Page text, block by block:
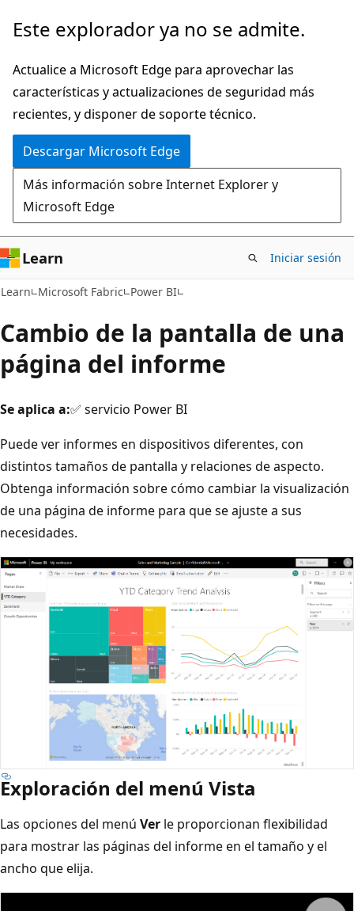
Ir
contenido
principal
Este explorador ya no se admite.
Actualice a Microsoft Edge para aprovechar las
características y actualizaciones de seguridad más
recientes, y disponer de soporte técnico.
Descargar Microsoft Edge
Más información sobre Internet Explorer y
Microsoft Edge
Learn Iniciar sesión
Learn Microsoft Fabric Power BI
Cambio de la pantalla de una
página del informe
Se aplica a:✅ servicio Power BI
Puede ver informes en dispositivos diferentes, con
distintos tamaños de pantalla y relaciones de aspecto.
Obtenga información sobre cómo cambiar la visualización
de una página de informe para que se ajuste a sus
necesidades.
Exploración del menú Vista
Las opciones del menú Ver le proporcionan flexibilidad
para mostrar las páginas del informe en el tamaño y el
ancho que elija.